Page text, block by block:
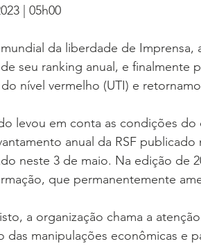
| 05h00
da liberdade de
seu ranking anual, e
nível vermelho (UTI) e
levou em conta as condições
anual da RSF
neste 3 de maio. Na edição de
que permanentemente
a organização chama a
das manipulações econômicas e